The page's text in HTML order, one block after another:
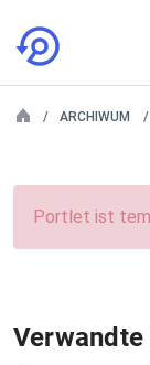
ARCHIWUM
Portlet ist